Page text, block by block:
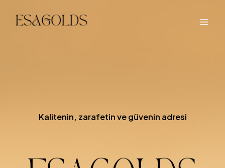
Kalitenin, zarafetin ve güvenin adresi